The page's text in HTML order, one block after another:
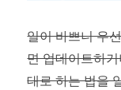
일이 바쁘니 우
면 업데이트하
대로 하는 법을